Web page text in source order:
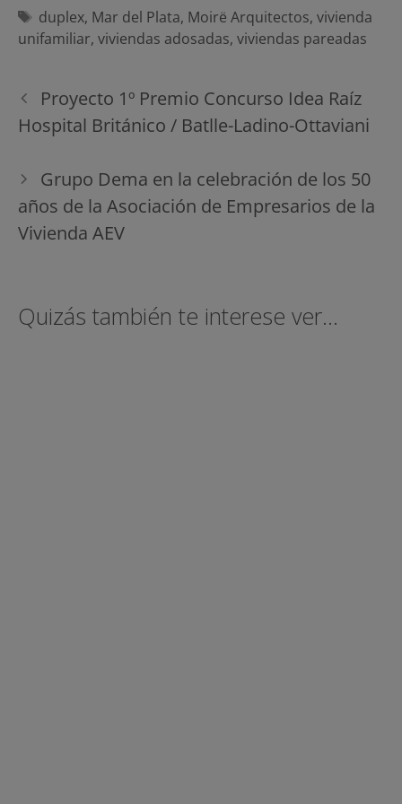
Etiquetas
duplex, Mar del Plata, Moirë Arquitectos, vivienda
unifamiliar, viviendas adosadas, viviendas pareadas
Navegación
de
entradas
Proyecto 1º Premio Concurso Idea Raíz
Hospital Británico / Batlle-Ladino-Ottaviani
Grupo Dema en la celebración de los 50
años de la Asociación de Empresarios de la
Vivienda AEV
Quizás también te interese ver...